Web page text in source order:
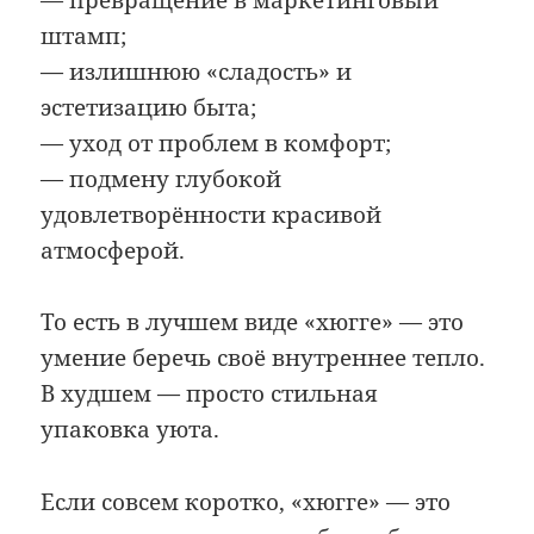
штамп;
— излишнюю «сладость» и
эстетизацию быта;
— уход от проблем в комфорт;
— подмену глубокой
удовлетворённости красивой
атмосферой.
То есть в лучшем виде «хюгге» — это
умение беречь своё внутреннее тепло.
В худшем — просто стильная
упаковка уюта.
Если совсем коротко, «хюгге» — это